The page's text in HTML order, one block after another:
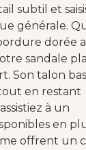
subtil et
générale.
dorée
sandale
Son talon
en restant
à un
en
offrent un